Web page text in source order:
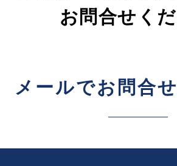
お問合せく
メールでお問合